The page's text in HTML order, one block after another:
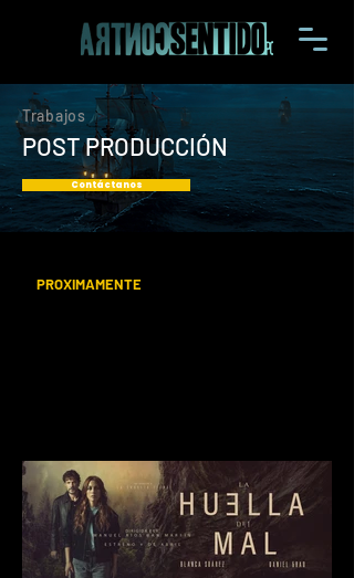
Trabajos
POST PRODUCCIÓN
Contáctanos
PROXIMAMENTE